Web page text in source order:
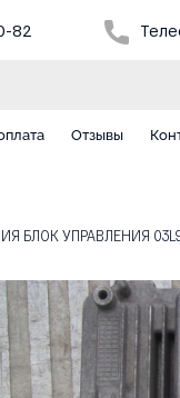
82
Отзывы
БЛОК УПРАВЛЕНИЯ